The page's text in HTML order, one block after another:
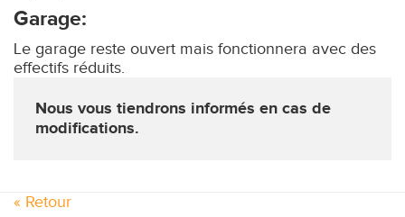
Garage:
Le garage reste ouvert mais fonctionnera avec des
effectifs réduits.
Nous vous tiendrons informés en cas de
modifications.
« Retour